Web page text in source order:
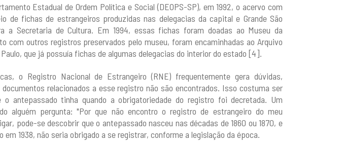
Estadual de Ordem Política e Social (DEOPS-SP), em 1992, o acervo com
de fichas de estrangeiros produzidas nas delegacias da capital e Grande São
a Secretaria de Cultura. Em 1994, essas fichas foram doadas ao Museu da
com outros registros preservados pelo museu, foram encaminhadas ao Arquivo
que já possuía fichas de algumas delegacias do interior do estado [4].
o Registro Nacional de Estrangeiro (RNE) frequentemente gera dúvidas,
relacionados a esse registro não são encontrados. Isso costuma ser
o antepassado tinha quando a obrigatoriedade do registro foi decretada. Um
alguém pergunta: "Por que não encontro o registro de estrangeiro do meu
pode-se descobrir que o antepassado nasceu nas décadas de 1860 ou 1870, e
1938, não seria obrigado a se registrar, conforme a legislação da época.